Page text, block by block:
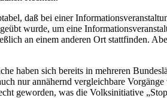
daß bei einer
wurde, um eine
an einem anderen Ort stattfinden.
haben sich bereits in mehreren
nur annähernd vergleichbare
geworden, was die Volksinitiative